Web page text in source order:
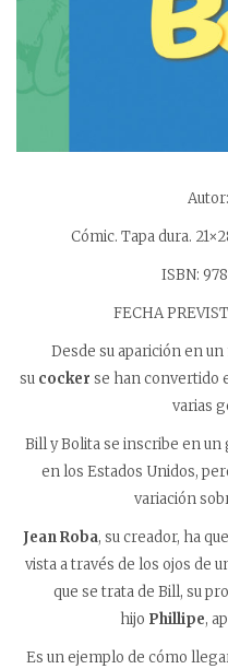
Cómic. Tapa dura.
ISBN:
FECHA
Desde su aparición en
su cocker se han convertido
varias
Bill y Bolita se inscribe en
en los Estados Unidos,
variación
Jean Roba, su creador, ha
vista a través de los ojos de
que se trata de Bill, su
hijo Phillipe,
Es un ejemplo de cómo